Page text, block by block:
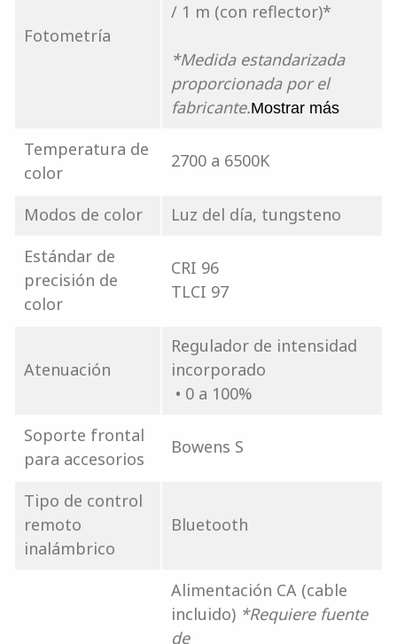
Fotometría
/ 1 m (con reflector)*
*Medida estandarizada
proporcionada por el
fabricante.Mostrar más
Temperatura de
color
2700 a 6500K
Modos de color
Luz del día, tungsteno
Estándar de
precisión de
color
CRI 96
TLCI 97
Atenuación
Regulador de intensidad
incorporado
• 0 a 100%
Soporte frontal
para accesorios
Bowens S
Tipo de control
remoto
inalámbrico
Bluetooth
Alimentación CA (cable
incluido) *Requiere fuente
de